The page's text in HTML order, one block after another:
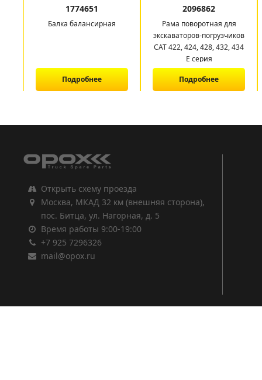
1774651
Балка балансирная
Подробнее
2096862
Рама поворотная для
экскаваторов-погрузчиков
CAT 422, 424, 428, 432, 434
E серия
Подробнее
Открыть схему проезда
Москва, МКАД 32 км (внешняя сторона),
пос. Битца, ул. Нагорная, д. 5
Время работы 9:00-19:00
+7 925 7296326
mail@opox.ru